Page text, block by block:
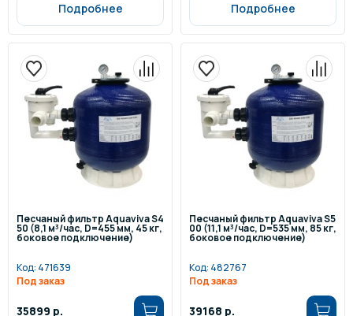
Подробнее Подробнее
Песчаный фильтр Aquaviva S4
50 (8,1 м³/час, D=455 мм, 45 кг,
боковое подключение)
Код: 471639
Под заказ
35899 р.
Песчаный фильтр Aquaviva S5
00 (11,1 м³/час, D=535 мм, 85 кг,
боковое подключение)
Код: 482767
Под заказ
39168 р.